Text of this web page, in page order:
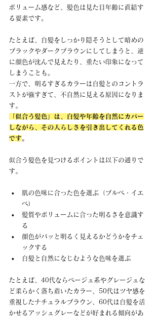
ボリューム感など、髪色は見た目年齢に直結す
る要素です。
たとえば、白髪をしっかり隠そうとして暗めの
ブラックやダークブラウンにしてしまうと、逆
に顔色が沈んで見えたり、重たい印象になって
しまうことも。
一方で、明るすぎるカラーは白髪とのコントラ
ストが強すぎて、不自然に見える原因になりま
す。
「似合う髪色」は、白髪や年齢を自然にカバー
しながら、その人らしさを引き出してくれる色
です。
似合う髪色を見つけるポイントは以下の通りで
す。
肌の色味に合った色を選ぶ（ブルベ・イエ
ベ）
髪質やボリュームに合った明るさを意識す
る
顔色がパッと明るく見えるかどうかをチェ
ックする
白髪と自然になじむような色味を選ぶ
たとえば、40代ならベージュ系やグレージュな
ど柔らかく落ち着いたカラー、50代はツヤ感を
重視したナチュラルブラウン、60代は白髪を活
かせるアッシュグレーなどが好まれる傾向があ